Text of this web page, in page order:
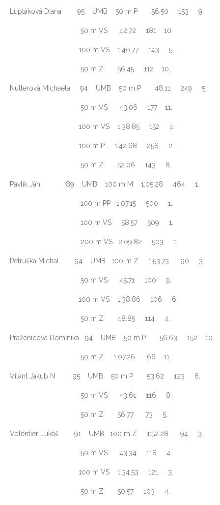
Luptáková Diana 95 UMB 50 m P 56.50 153 9.
50 m VS 42.72 181 10.
100 m VS 1:40.77 143 5.
50 m Z 56.45 112 10.
Nutterová Michaela 94 UMB 50 m P 48.11 249 5.
50 m VS 43.06 177 11.
100 m VS 1:38.85 152 4.
100 m P 1:42.68 258 2.
50 m Z 52.06 143 8.
Pavlík Ján 89 UMB 100 m M 1:05.28 464 1.
100 m PP 1:07.15 500 1.
100 m VS 58.57 509 1.
200 m VS 2:09.82 503 1.
Petruška Michal 94 UMB 100 m Z 1:53.73 90 3.
50 m VS 45.71 100 9.
100 m VS 1:38.86 106 6.
50 m Z 48.85 114 4.
Praženicová Dominika 94 UMB 50 m P 56.63 152 10.
50 m Z 1:07.26 66 11.
Vilant Jakub N 95 UMB 50 m P 53.62 123 6.
50 m VS 43.61 116 8.
50 m Z 56.77 73 5.
Volentier Lukáš 91 UMB 100 m Z 1:52.28 94 3.
50 m VS 43.34 118 4.
100 m VS 1:34.53 121 3.
50 m Z 50.57 103 4.